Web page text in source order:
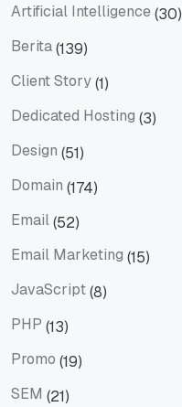
Artificial Intelligence (30)
Berita(139)
Client Story(1)
Dedicated Hosting (3)
Design (51)
Domain (174)
Email(52)
Email Marketing (15)
JavaScript(8)
PHP (13)
Promo (19)
SEM (21)